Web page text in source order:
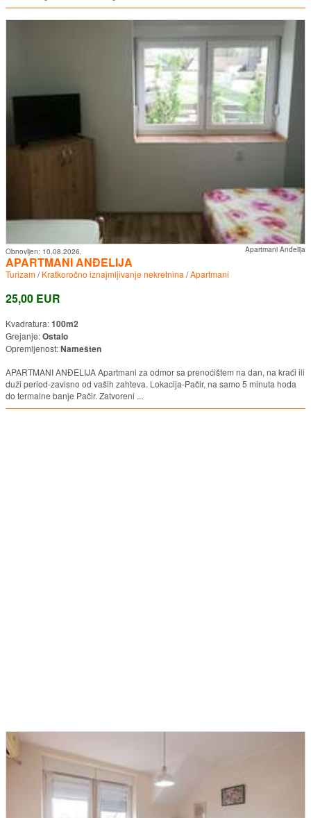
Apartmani Anđelija
Obnovljen: 10.08.2026.
APARTMANI ANĐELIJA
Turizam/Kratkoročno iznajmljivanje nekretnina /Apartmani
25,00 EUR
Kvadratura:100m2
Grejanje:Ostalo
Opremljenost:Namešten
APARTMANI ANĐELIJA Apartmani za odmor sa prenoćištem na dan, na kraći ili
duži period-zavisno od vaših zahteva. Lokacija-Pačir, na samo 5 minuta hoda
do termalne banje Pačir. Zatvoreni ...